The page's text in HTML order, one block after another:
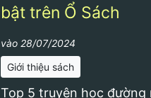
bật trên Ổ Sách
vào 28/07/2024
Giới thiệu sách
Top 5 truyện học đường